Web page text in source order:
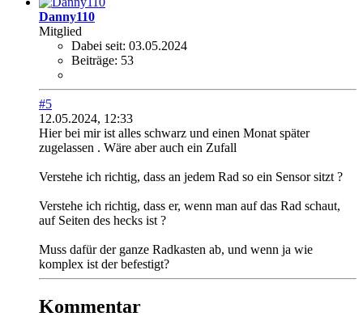
Danny110
Mitglied
Dabei seit: 03.05.2024
Beiträge: 53
#5
12.05.2024, 12:33
Hier bei mir ist alles schwarz und einen Monat später
zugelassen . Wäre aber auch ein Zufall
Verstehe ich richtig, dass an jedem Rad so ein Sensor sitzt ?
Verstehe ich richtig, dass er, wenn man auf das Rad schaut,
auf Seiten des hecks ist ?
Muss dafür der ganze Radkasten ab, und wenn ja wie
komplex ist der befestigt?
Kommentar